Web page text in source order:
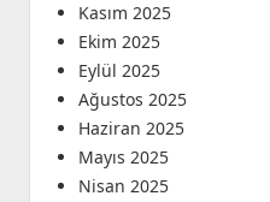
Kasım 2025
Ekim 2025
Eylül 2025
Ağustos 2025
Haziran 2025
Mayıs 2025
Nisan 2025